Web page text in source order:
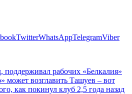
TwitterWhatsAppTelegramViber
поддерживал рабочих «Белкалия»
может возглавить Ташуев – вот
как покинул клуб 2,5 года назад